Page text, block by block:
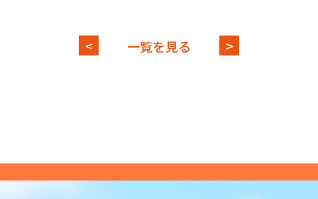
< 一覧を見る >